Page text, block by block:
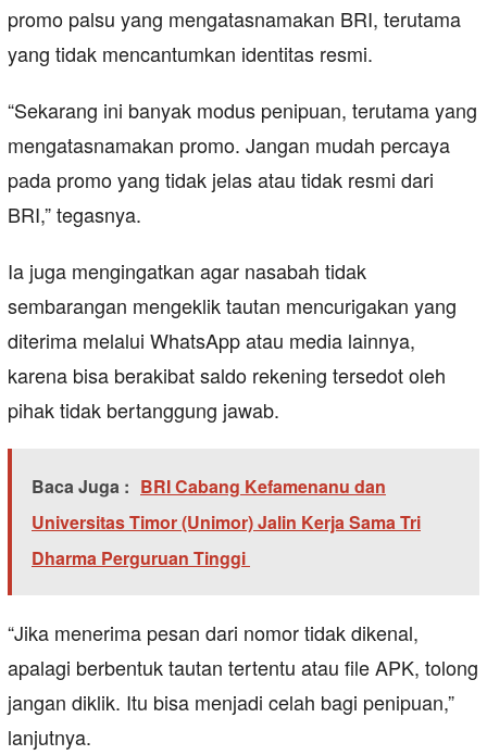
promo palsu yang mengatasnamakan BRI, terutama
yang tidak mencantumkan identitas resmi.
“Sekarang ini banyak modus penipuan, terutama yang
mengatasnamakan promo. Jangan mudah percaya
pada promo yang tidak jelas atau tidak resmi dari
BRI,” tegasnya.
Ia juga mengingatkan agar nasabah tidak
sembarangan mengeklik tautan mencurigakan yang
diterima melalui WhatsApp atau media lainnya,
karena bisa berakibat saldo rekening tersedot oleh
pihak tidak bertanggung jawab.
Baca Juga : BRI Cabang Kefamenanu dan
Universitas Timor (Unimor) Jalin Kerja Sama Tri
Dharma Perguruan Tinggi
“Jika menerima pesan dari nomor tidak dikenal,
apalagi berbentuk tautan tertentu atau file APK, tolong
jangan diklik. Itu bisa menjadi celah bagi penipuan,”
lanjutnya.